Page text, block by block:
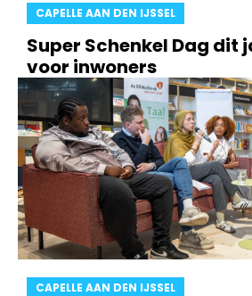
CAPELLE AAN DEN IJSSEL
Super Schenkel Dag dit
voor inwoners
CAPELLE AAN DEN IJSSEL